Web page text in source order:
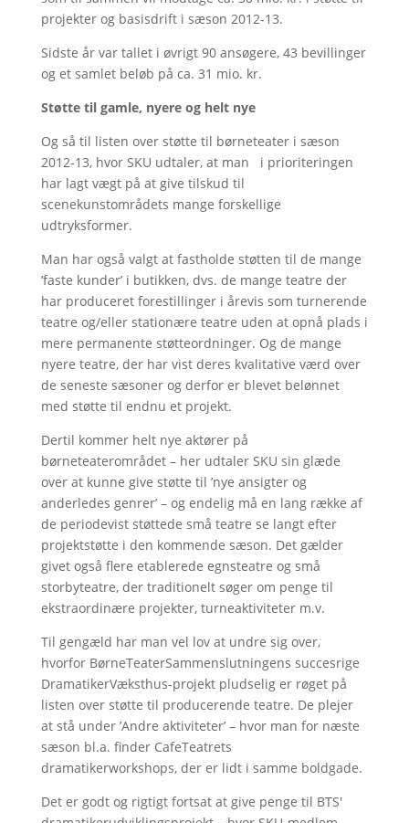
projekter og basisdrift i sæson 2012-13.
Sidste år var tallet i øvrigt 90 ansøgere, 43 bevillinger
og et samlet beløb på ca. 31 mio. kr.
Støtte til gamle, nyere og helt nye
Og så til listen over støtte til børneteater i sæson
2012-13, hvor SKU udtaler, at man i prioriteringen
har lagt vægt på at give tilskud til
scenekunstområdets mange forskellige
udtryksformer.
Man har også valgt at fastholde støtten til de mange
’faste kunder’ i butikken, dvs. de mange teatre der
har produceret forestillinger i årevis som turnerende
teatre og/eller stationære teatre uden at opnå plads i
mere permanente støtteordninger. Og de mange
nyere teatre, der har vist deres kvalitative værd over
de seneste sæsoner og derfor er blevet belønnet
med støtte til endnu et projekt.
Dertil kommer helt nye aktører på
børneteaterområdet – her udtaler SKU sin glæde
over at kunne give støtte til ’nye ansigter og
anderledes genrer’ – og endelig må en lang række af
de periodevist støttede små teatre se langt efter
projektstøtte i den kommende sæson. Det gælder
givet også flere etablerede egnsteatre og små
storbyteatre, der traditionelt søger om penge til
ekstraordinære projekter, turneaktiviteter m.v.
Til gengæld har man vel lov at undre sig over,
hvorfor BørneTeaterSammenslutningens succesrige
DramatikerVæksthus-projekt pludselig er røget på
listen over støtte til producerende teatre. De plejer
at stå under ’Andre aktiviteter’ – hvor man for næste
sæson bl.a. finder CafeTeatrets
dramatikerworkshops, der er lidt i samme boldgade.
Det er godt og rigtigt fortsat at give penge til BTS'